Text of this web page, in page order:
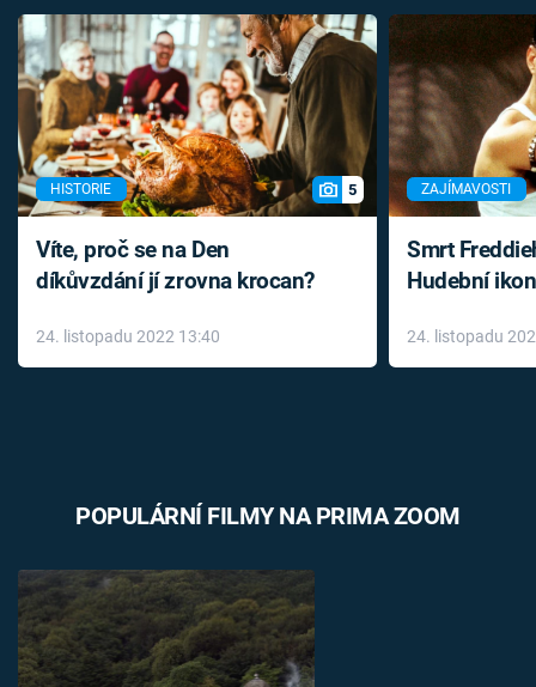
HISTORIE 5
Víte, proč se na Den
díkůvzdání jí zrovna krocan?
24. listopadu 2022 13:40
ZAJÍMAVOSTI
Smrt
Hudební
léky
24. listopadu
POPULÁRNÍ FILMY NA PRIMA ZOOM